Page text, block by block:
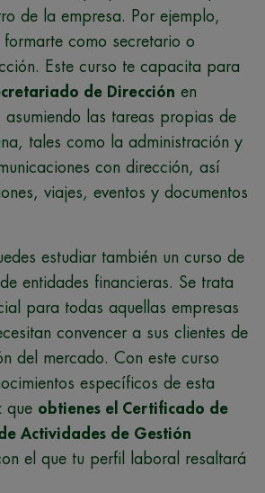
de la empresa. Por ejemplo,
como secretario o
Este curso te capacita para
de Dirección en
asumiendo las tareas propias de
tales como la administración y
con dirección, así
viajes, eventos y documentos
estudiar también un curso de
entidades financieras. Se trata
para todas aquellas empresas
convencer a sus clientes de
del mercado. Con este curso
específicos de esta
que obtienes el Certificado de
Actividades de Gestión
el que tu perfil laboral resaltará